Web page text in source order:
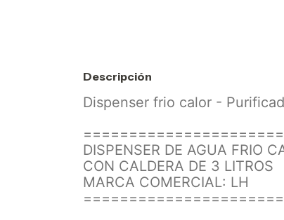
Descripción
Dispenser frio calor -
DISPENSER DE AGUA FRIO
CON CALDERA DE 3 LITROS
MARCA COMERCIAL: LH